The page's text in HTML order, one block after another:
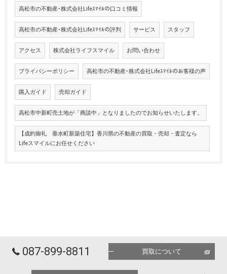
高松市の不動産･株式会社Lifeｽﾏｲﾙの口コミ情報
高松市の不動産･株式会社Lifeｽﾏｲﾙの評判 サービス スタッフ
アクセス 株式会社ライフスマイル お問い合わせ
プライバシーポリシー 高松市の不動産･株式会社Lifeｽﾏｲﾙのお客様の声
購入ガイド 売却ガイド
高松市中新町売土地が「商談中」となりましたのでお知らせいたします。
【成約御礼 垂水町新築住宅】香川県の不動産の買取・売却・査定なら
Lifeスマイルにお任せください
087-899-8811 買取について